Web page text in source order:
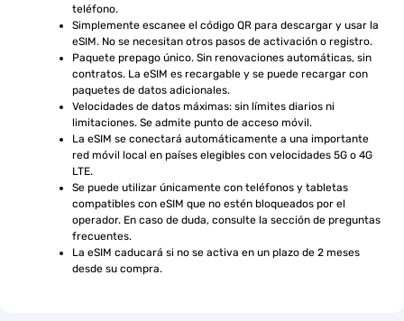
teléfono.
Simplemente escanee el código QR para descargar y usar la
eSIM. No se necesitan otros pasos de activación o registro.
Paquete prepago único. Sin renovaciones automáticas, sin
contratos. La eSIM es recargable y se puede recargar con
paquetes de datos adicionales.
Velocidades de datos máximas: sin límites diarios ni
limitaciones. Se admite punto de acceso móvil.
La eSIM se conectará automáticamente a una importante
red móvil local en países elegibles con velocidades 5G o 4G
LTE.
Se puede utilizar únicamente con teléfonos y tabletas
compatibles con eSIM que no estén bloqueados por el
operador. En caso de duda, consulte la sección de preguntas
frecuentes.
La eSIM caducará si no se activa en un plazo de 2 meses
desde su compra.